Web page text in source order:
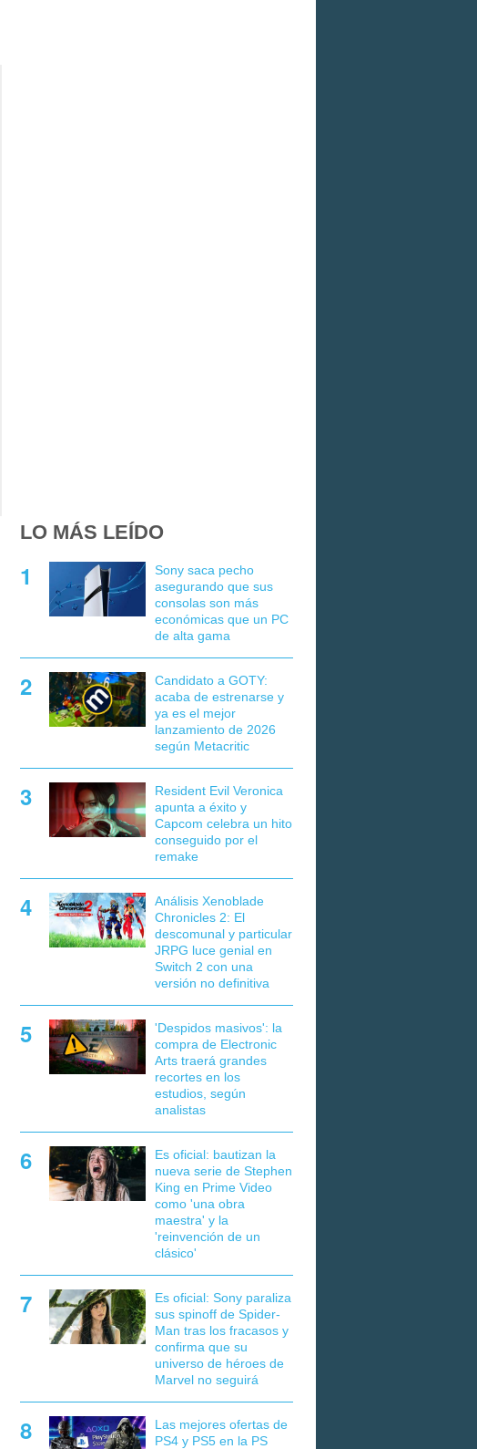
LO MÁS LEÍDO
Sony saca pecho
asegurando que sus
consolas son más
económicas que un PC
de alta gama
Candidato a GOTY:
acaba de estrenarse y
ya es el mejor
lanzamiento de 2026
según Metacritic
Resident Evil Veronica
apunta a éxito y
Capcom celebra un hito
conseguido por el
remake
Análisis Xenoblade
Chronicles 2: El
descomunal y particular
JRPG luce genial en
Switch 2 con una
versión no definitiva
'Despidos masivos': la
compra de Electronic
Arts traerá grandes
recortes en los
estudios, según
analistas
Es oficial: bautizan la
nueva serie de Stephen
King en Prime Video
como 'una obra
maestra' y la
'reinvención de un
clásico'
Es oficial: Sony paraliza
sus spinoff de Spider-
Man tras los fracasos y
confirma que su
universo de héroes de
Marvel no seguirá
Las mejores ofertas de
PS4 y PS5 en la PS